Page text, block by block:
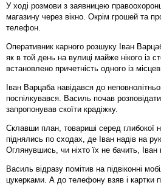
У ході розмови з заявницею
магазину через вікно. Окрім грошей та
телефон.
Оперативник карного розшуку Іван
як в той день на вулиці майже нікого із
встановлено причетність одного із
Іван Варцаба навідався до
поспілкувався. Василь почав
запропонував скоїти крадіжку.
Склавши план, товариші серед глибокої
піднялись по сходах, де Іван надів на
Оглянувшись, чи ніхто їх не бачить,
Василь відразу помітив на підвіконні
цукерками. А до телефону взяв і картки